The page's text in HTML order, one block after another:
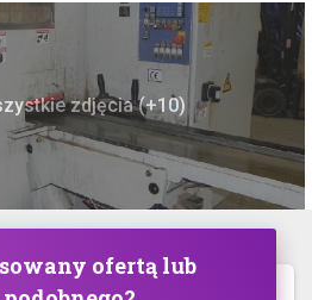
zdjęcia (+10)
ofertą lub